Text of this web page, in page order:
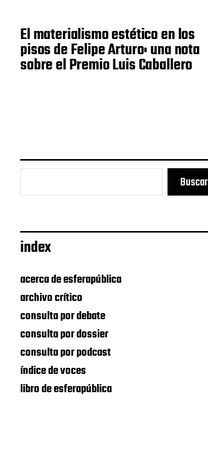
El materialismo estético en los
pisos de Felipe Arturo: una nota
sobre el Premio Luis Caballero
Buscar
index
acerca de esferapública
archivo crítico
consulta por debate
consulta por dossier
consulta por podcast
índice de voces
libro de esferapública